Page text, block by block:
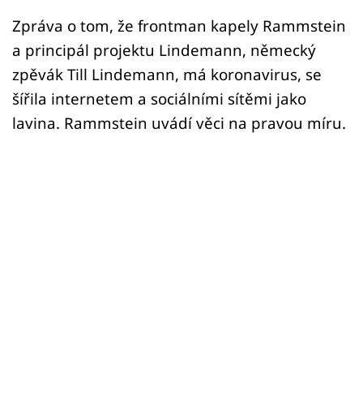
Přihlášení
Sledujte nás
Zpráva o tom, že frontman kapely Rammstein
a principál projektu Lindemann, německý
zpěvák Till Lindemann, má koronavirus, se
šířila internetem a sociálními sítěmi jako
lavina. Rammstein uvádí věci na pravou míru.